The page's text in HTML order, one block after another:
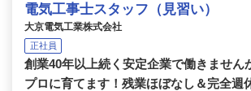
電気工事士スタッフ（見習い）
大京電気工業株式会社
正社員
創業40年以上続く安定企業で働きません
プロに育てます！残業ほぼなし＆完全週